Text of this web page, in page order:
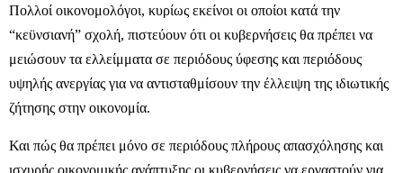
Πολλοί οικονομολόγοι, κυρίως εκείνοι οι οποίοι κατά την
“κεϋνσιανή” σχολή, πιστεύουν ότι οι κυβερνήσεις θα πρέπει να
μειώσουν τα ελλείμματα σε περιόδους ύφεσης και περιόδους
υψηλής ανεργίας για να αντισταθμίσουν την έλλειψη της ιδιωτικής
ζήτησης στην οικονομία.
Και πώς θα πρέπει μόνο σε περιόδους πλήρους απασχόλησης και
ισχυρής οικονομικής ανάπτυξης οι κυβερνήσεις να εργαστούν για